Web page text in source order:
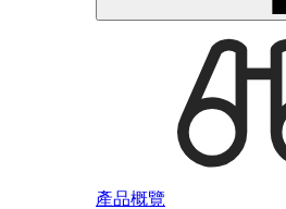
產品概覽